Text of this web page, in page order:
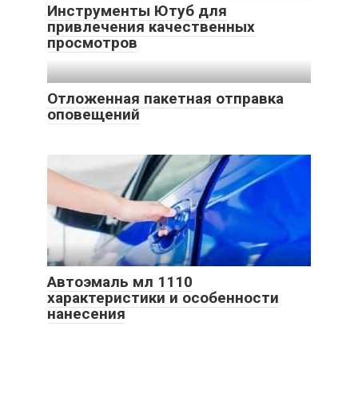
Инструменты Ютуб для
привлечения качественных
просмотров
Отложенная пакетная отправка
оповещений
Автоэмаль мл 1110
характеристики и особенности
нанесения